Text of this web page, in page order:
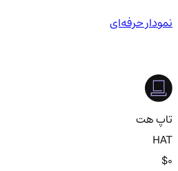
نمودار حرفه‌ای
تاپ هت
HAT
$0